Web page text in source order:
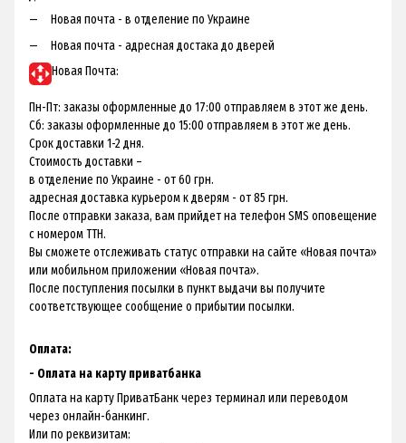
Новая почта - в отделение по Украине
Новая почта - адресная достака до дверей
Новая Почта:
Пн-Пт: заказы оформленные до 17:00 отправляем в этот же день.
Сб: заказы оформленные до 15:00 отправляем в этот же день.
Срок доставки 1-2 дня.
Стоимость доставки –
в отделение по Украине - от 60 грн.
адресная доставка курьером к дверям - от 85 грн.
После отправки заказа, вам прийдет на телефон SMS оповещение
с номером ТТН.
Вы сможете отслеживать статус отправки на сайте «Новая почта»
или мобильном приложении «Новая почта».
После поступления посылки в пункт выдачи вы получите
соответствующее сообщение о прибытии посылки.
Оплата:
- Оплата на карту приватбанка
Оплата на карту ПриватБанк через терминал или переводом
через онлайн-банкинг.
Или по реквизитам: